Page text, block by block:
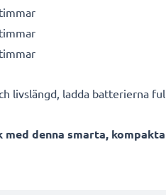
livslängd, ladda batterierna
denna smarta,